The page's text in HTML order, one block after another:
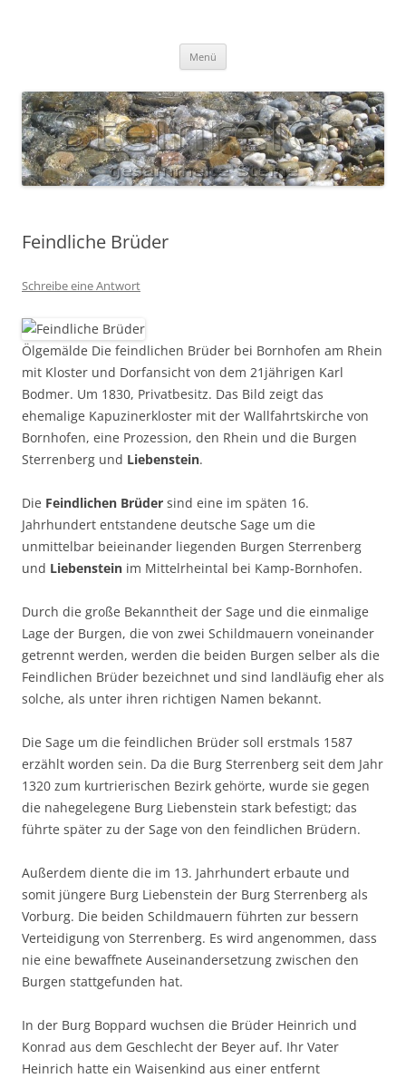
Menü
Feindliche Brüder
Schreibe eine Antwort
Ölgemälde Die feindlichen Brüder bei Bornhofen am Rhein
mit Kloster und Dorfansicht von dem 21jährigen Karl
Bodmer. Um 1830, Privatbesitz. Das Bild zeigt das
ehemalige Kapuzinerkloster mit der Wallfahrtskirche von
Bornhofen, eine Prozession, den Rhein und die Burgen
Sterrenberg und Liebenstein.
Die  Feindlichen Brüder  sind eine im späten 16.
Jahrhundert entstandene deutsche Sage um die
unmittelbar beieinander liegenden Burgen Sterrenberg
und Liebenstein im Mittelrheintal bei Kamp-Bornhofen.
Durch die große Bekanntheit der Sage und die einmalige
Lage der Burgen, die von zwei Schildmauern voneinander
getrennt werden, werden die beiden Burgen selber als die
Feindlichen Brüder bezeichnet und sind landläufig eher als
solche, als unter ihren richtigen Namen bekannt.
Die Sage um die feindlichen Brüder soll erstmals 1587
erzählt worden sein. Da die Burg Sterrenberg seit dem Jahr
1320 zum kurtrierischen Bezirk gehörte, wurde sie gegen
die nahegelegene Burg Liebenstein stark befestigt; das
führte später zu der Sage von den feindlichen Brüdern.
Außerdem diente die im 13. Jahrhundert erbaute und
somit jüngere Burg Liebenstein der Burg Sterrenberg als
Vorburg. Die beiden Schildmauern führten zur bessern
Verteidigung von Sterrenberg. Es wird angenommen, dass
nie eine bewaffnete Auseinandersetzung zwischen den
Burgen stattgefunden hat.
In der Burg Boppard wuchsen die Brüder Heinrich und
Konrad aus dem Geschlecht der Beyer auf. Ihr Vater
Heinrich hatte ein Waisenkind aus einer entfernt